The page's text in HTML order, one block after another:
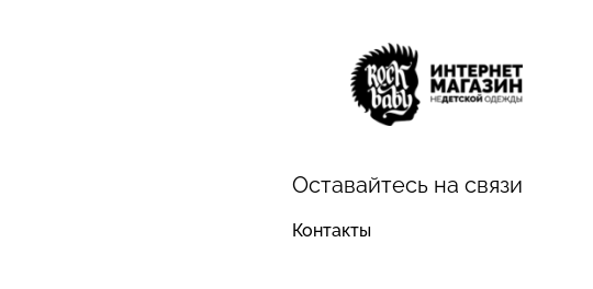
Оставайтесь на связи
Контакты